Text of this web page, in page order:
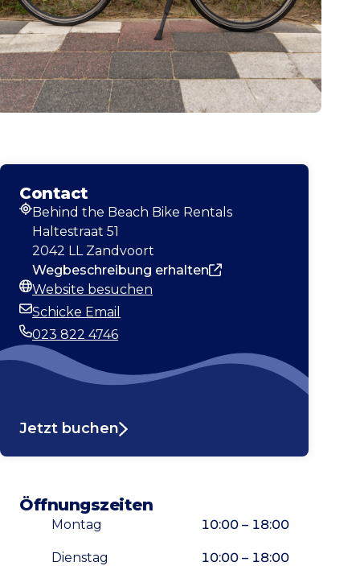
Contact
Adresse
Behind the Beach Bike Rentals
Haltestraat 51
2042 LL Zandvoort
Wegbeschreibung erhalten
Webseite
Website besuchen
E-Mail-Adresse
Schicke Email
Telefonnummer
023 822 4746
Jetzt buchen
Öffnungszeiten
Montag 10:00 – 18:00
Dienstag 10:00 – 18:00